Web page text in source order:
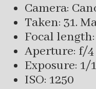
Camera:
Taken: 31.
Focal
Aperture: f/4
Exposure: 1/
ISO: 1250